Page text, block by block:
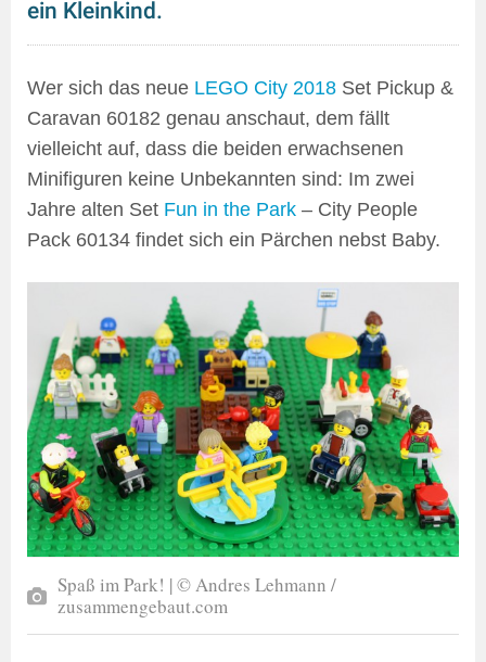
ein Kleinkind.
Wer sich das neue LEGO City 2018 Set Pickup &
Caravan 60182 genau anschaut, dem fällt
vielleicht auf, dass die beiden erwachsenen
Minifiguren keine Unbekannten sind: Im zwei
Jahre alten Set Fun in the Park – City People
Pack 60134 findet sich ein Pärchen nebst Baby.
Spaß im Park! | © Andres Lehmann /
zusammengebaut.com